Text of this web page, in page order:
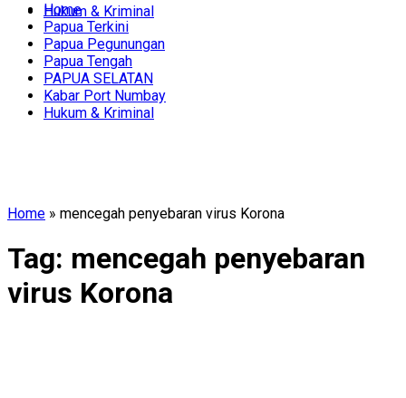
Hukum & Kriminal
Home
Papua Terkini
Papua Pegunungan
Papua Tengah
PAPUA SELATAN
Kabar Port Numbay
Hukum & Kriminal
Home » mencegah penyebaran virus Korona
Tag: mencegah penyebaran
virus Korona